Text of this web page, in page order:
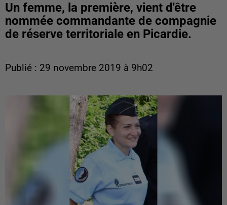
Un femme, la première, vient d'être
nommée commandante de compagnie
de réserve territoriale en Picardie.
Publié : 29 novembre 2019 à 9h02